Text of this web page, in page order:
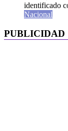
identificado
Nacional
PUBLICIDAD